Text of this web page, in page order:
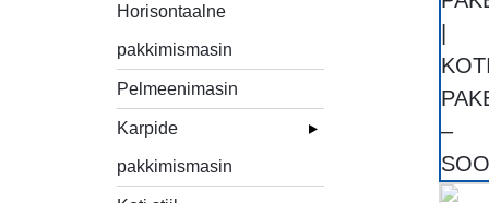
Horisontaalne
pakkimismasin
Pelmeenimasin
Karpide
pakkimismasin